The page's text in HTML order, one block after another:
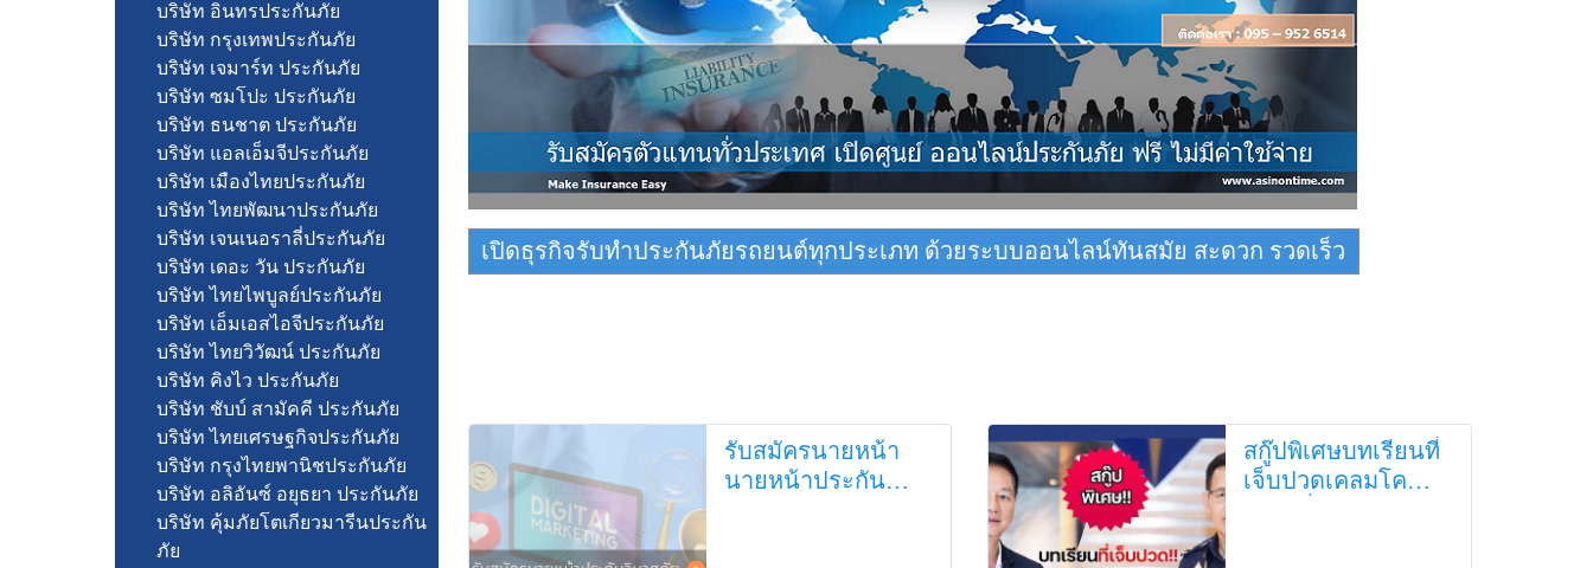
เปิดธุรกิจรับทำประกันภัยรถยนต์ทุกประเภท ด้วยระบบออนไลน์ทันสมัย สะดวก รวดเร็ว
รับสมัครนายหน้า
นายหน้าประกัน
สกู๊ปพิเศษบทเรียนที่
เจ็บปวดเคลมโค
บริษัท อินทรประกันภัย
บริษัท กรุงเทพประกันภัย
บริษัท เจมาร์ท ประกันภัย
บริษัท ซมโปะ ประกันภัย
บริษัท ธนชาต ประกันภัย
บริษัท แอลเอ็มจีประกันภัย
บริษัท เมืองไทยประกันภัย
บริษัท ไทยพัฒนาประกันภัย
บริษัท เจนเนอราลี่ประกันภัย
บริษัท เดอะ วัน ประกันภัย
บริษัท ไทยไพบูลย์ประกันภัย
บริษัท เอ็มเอสไอจีประกันภัย
บริษัท ไทยวิวัฒน์ ประกันภัย
บริษัท คิงไว ประกันภัย
บริษัท ชับบ์ สามัคคี ประกันภัย
บริษัท ไทยเศรษฐกิจประกันภัย
บริษัท กรุงไทยพานิชประกันภัย
บริษัท อลิอันซ์ อยุธยา ประกันภัย
บริษัท คุ้มภัยโตเกียวมารีนประกัน
ภัย